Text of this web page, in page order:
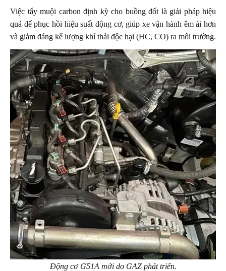
Việc tẩy muội carbon định kỳ cho buồng đốt là giải pháp hiệu
quả để phục hồi hiệu suất động cơ, giúp xe vận hành êm ái hơn
và giảm đáng kể lượng khí thải độc hại (HC, CO) ra môi trường.
Động cơ G51A mới do GAZ phát triển.